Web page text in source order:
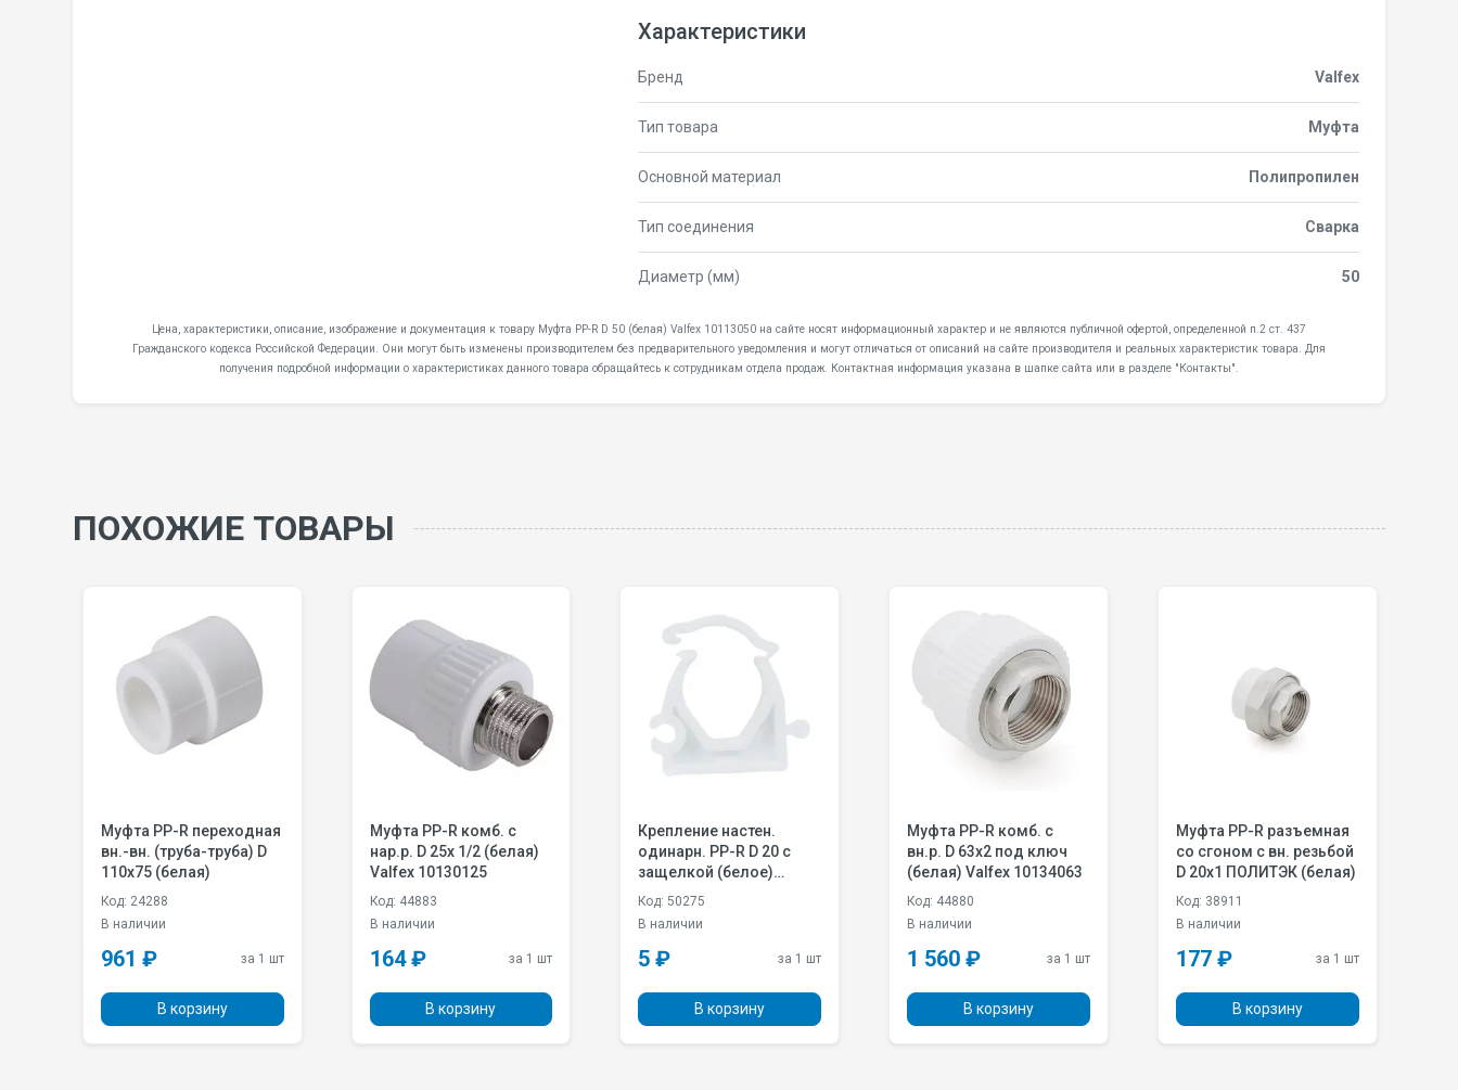
Характеристики
Бренд Valfex
Тип товара Муфта
Основной материал Полипропилен
Тип соединения Сварка
Диаметр (мм) 50
Цена, характеристики, описание, изображение и документация к товару Муфта PP-R D 50 (белая) Valfex 10113050 на сайте носят информационный характер и не являются публичной офертой, определенной п.2 ст. 437
Гражданского кодекса Российской Федерации. Они могут быть изменены производителем без предварительного уведомления и могут отличаться от описаний на сайте производителя и реальных характеристик товара. Для
получения подробной информации о характеристиках данного товара обращайтесь к сотрудникам отдела продаж. Контактная информация указана в шапке сайта или в разделе "Контакты".
ПОХОЖИЕ ТОВАРЫ
Муфта PP-R переходная
вн.-вн. (труба-труба) D
110х75 (белая)
Код: 24288
В наличии
961 ₽ за 1 шт
В корзину
Муфта PP-R комб. с
нар.р. D 25х 1/2 (белая)
Valfex 10130125
Код: 44883
В наличии
164 ₽ за 1 шт
В корзину
Крепление настен.
одинарн. PP-R D 20 с
защелкой (белое)
Valfex 10160020
Код: 50275
В наличии
5 ₽ за 1 шт
В корзину
Муфта PP-R комб. с
вн.р. D 63х2 под ключ
(белая) Valfex 10134063
Код: 44880
В наличии
1 560 ₽ за 1 шт
В корзину
Муфта PP-R разъемная
со сгоном с вн. резьбой
D 20х1 ПОЛИТЭК (белая)
Код: 38911
В наличии
177 ₽ за 1 шт
В корзину